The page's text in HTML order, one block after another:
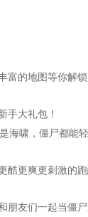
的地图等你解锁
大礼包！
海啸，僵尸都能
酷更爽更刺激的
友们一起当僵尸